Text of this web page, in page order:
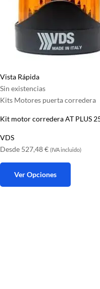
Vista Rápida
Sin existencias
Kits Motores puerta corredera
Kit motor corredera AT PLUS
VDS
Desde 527,48€ (IVA incluido)
Ver Opciones